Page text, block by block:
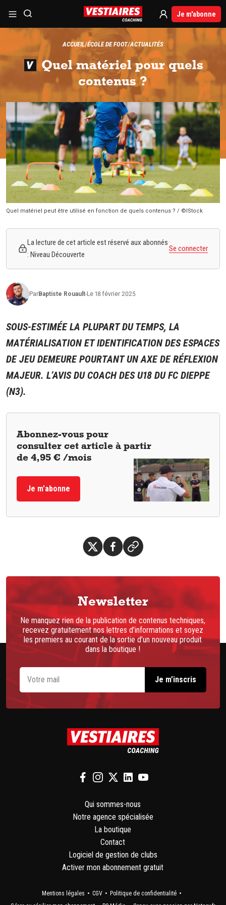
Je m'abonne
ACCUEIL ÉCOLE DE FOOT ACTUALITÉS
Quel matériel pour quels
contenus ?
Quel matériel peut être utilisé en fonction de quels contenus ? / ©IStock
La lecture de cet article est réservé aux abonnés
: Niveau Découverte
Se connecter
ParBaptiste Rouault-Le 18 février 2025
SOUS-ESTIMÉE LA PLUPART DU TEMPS, LA
MATÉRIALISATION ET IDENTIFICATION DES ESPACES
DE JEU DEMEURE POURTANT UN AXE DE RÉFLEXION
MAJEUR. L’AVIS DU COACH DES U18 DU FC DIEPPE
(N3).
Abonnez-vous pour
consulter cet article à partir
de 4,95 € /mois
Je m'abonne
Newsletter
Ne manquez rien de la publication de contenus techniques,
recevez gratuitement nos lettres d’informations et soyez
les premiers au courant de la sortie d’un nouveau produit
dans la boutique !
Qui sommes-nous
Notre agence spécialisée
La boutique
Contact
Logiciel de gestion de clubs
Activer mon abonnement gratuit
Mentions légales CGV
Politique de confidentialité